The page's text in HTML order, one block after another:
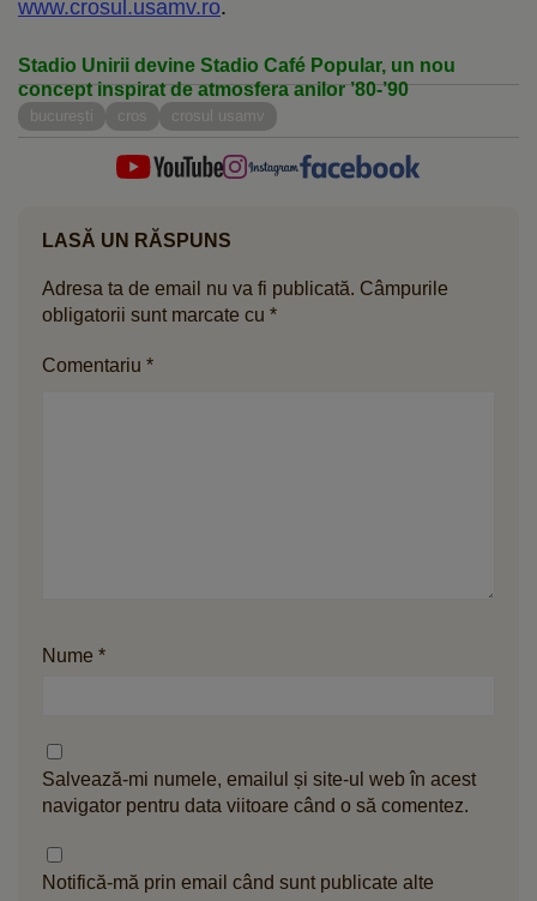
www.crosul.usamv.ro.
Stadio Unirii devine Stadio Café Popular, un nou
concept inspirat de atmosfera anilor ’80-’90
bucurești cros crosul usamv
LASĂ UN RĂSPUNS
Adresa ta de email nu va fi publicată. Câmpurile
obligatorii sunt marcate cu *
Comentariu *
Nume *
Salvează-mi numele, emailul și site-ul web în acest
navigator pentru data viitoare când o să comentez.
Notifică-mă prin email când sunt publicate alte